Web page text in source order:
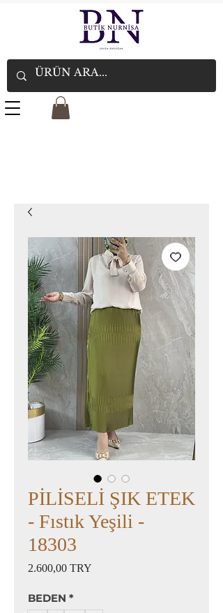
PİLİSELİ ŞIK ETEK
- Fıstık Yeşili -
18303
2.600,00 TRY
BEDEN *